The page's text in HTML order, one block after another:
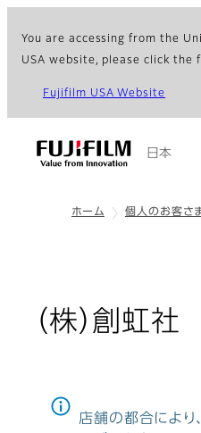
You are accessing from the
USA website, please click the
Fujifilm USA Website
日本
ホーム 個人のお客さ
（株）創虹
店舗の都合により